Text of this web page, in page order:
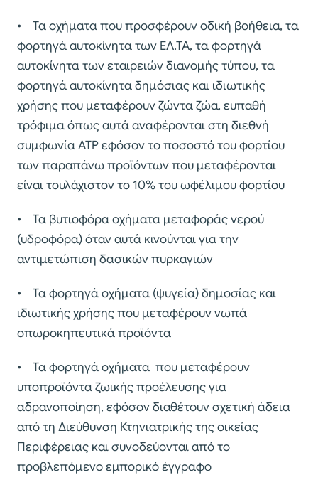
• Τα οχήματα που προσφέρουν οδική βοήθεια, τα
φορτηγά αυτοκίνητα των ΕΛ.ΤΑ, τα φορτηγά
αυτοκίνητα των εταιρειών διανομής τύπου, τα
φορτηγά αυτοκίνητα δημόσιας και ιδιωτικής
χρήσης που μεταφέρουν ζώντα ζώα, ευπαθή
τρόφιμα όπως αυτά αναφέρονται στη διεθνή
συμφωνία ΑΤΡ εφόσον το ποσοστό του φορτίου
των παραπάνω προϊόντων που μεταφέρονται
είναι τουλάχιστον το 10% του ωφέλιμου φορτίου
• Τα βυτιοφόρα οχήματα μεταφοράς νερού
(υδροφόρα) όταν αυτά κινούνται για την
αντιμετώπιση δασικών πυρκαγιών
• Τα φορτηγά οχήματα (ψυγεία) δημοσίας και
ιδιωτικής χρήσης που μεταφέρουν νωπά
οπωροκηπευτικά προϊόντα
• Τα φορτηγά οχήματα που μεταφέρουν
υποπροϊόντα ζωικής προέλευσης για
αδρανοποίηση, εφόσον διαθέτουν σχετική άδεια
από τη Διεύθυνση Κτηνιατρικής της οικείας
Περιφέρειας και συνοδεύονται από το
προβλεπόμενο εμπορικό έγγραφο